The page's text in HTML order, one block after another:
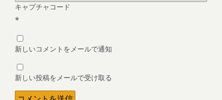
キャプチャコード
*
新しいコメントをメールで通知
新しい投稿をメールで受け取る